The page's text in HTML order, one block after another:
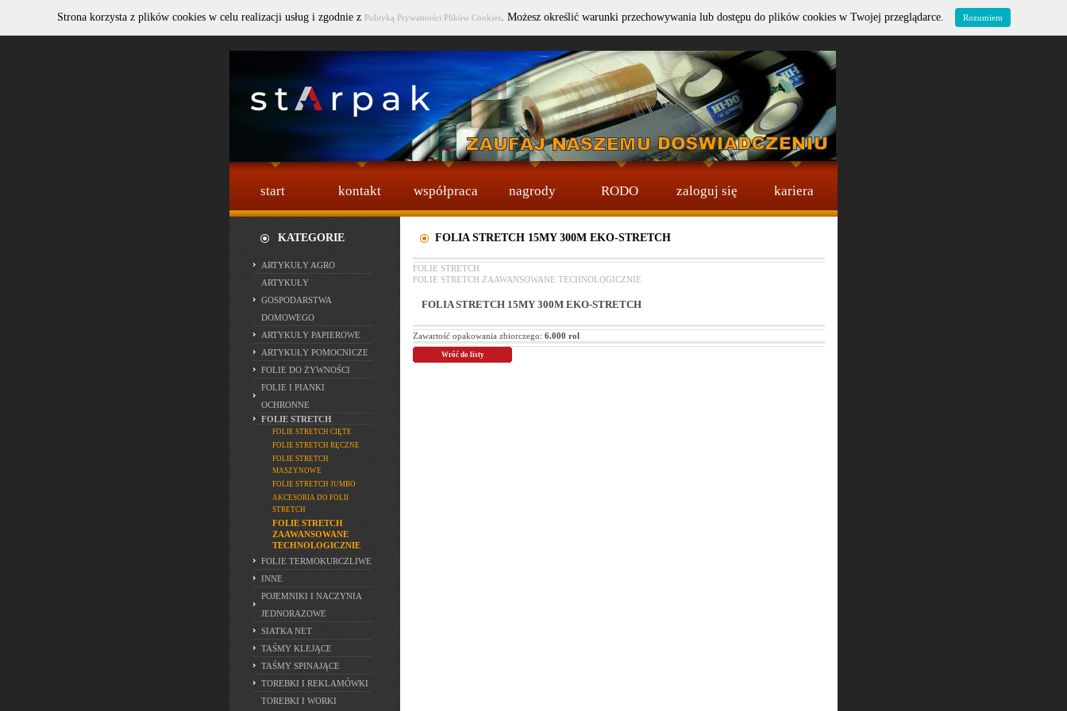
Szukaj : Wybierz język :
start kontakt współpraca nagrody RODO zaloguj się kariera
KATEGORIE
ARTYKUŁY AGRO
ARTYKUŁY
GOSPODARSTWA
DOMOWEGO
ARTYKUŁY PAPIEROWE
ARTYKUŁY POMOCNICZE
FOLIE DO ŻYWNOŚCI
FOLIE I PIANKI
OCHRONNE
FOLIE STRETCH
FOLIE STRETCH CIĘTE
FOLIE STRETCH RĘCZNE
FOLIE STRETCH
MASZYNOWE
FOLIE STRETCH JUMBO
AKCESORIA DO FOLII
STRETCH
FOLIE STRETCH
ZAAWANSOWANE
TECHNOLOGICZNIE
FOLIE TERMOKURCZLIWE
INNE
POJEMNIKI I NACZYNIA
JEDNORAZOWE
SIATKA NET
TAŚMY KLEJĄCE
TAŚMY SPINAJĄCE
TOREBKI I REKLAMÓWKI
TOREBKI I WORKI
FOLIA STRETCH 15MY 300M EKO-STRETCH
FOLIE STRETCH
FOLIE STRETCH ZAAWANSOWANE TECHNOLOGICZNIE
FOLIA STRETCH 15MY 300M EKO-STRETCH
Zawartość opakowania zbiorczego: 6.000 rol
Wróć do listy
Strona korzysta z plików cookies w celu realizacji usług i zgodnie z Polityką Prywatności Plików Cookies. Możesz określić warunki przechowywania lub dostępu do plików cookies w Twojej przeglądarce. Rozumiem